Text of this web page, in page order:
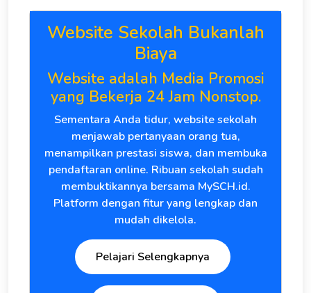
Website Sekolah Bukanlah
Biaya
Website adalah Media Promosi
yang Bekerja 24 Jam Nonstop.
Sementara Anda tidur, website sekolah
menjawab pertanyaan orang tua,
menampilkan prestasi siswa, dan membuka
pendaftaran online. Ribuan sekolah sudah
membuktikannya bersama MySCH.id.
Platform dengan fitur yang lengkap dan
mudah dikelola.
Pelajari Selengkapnya